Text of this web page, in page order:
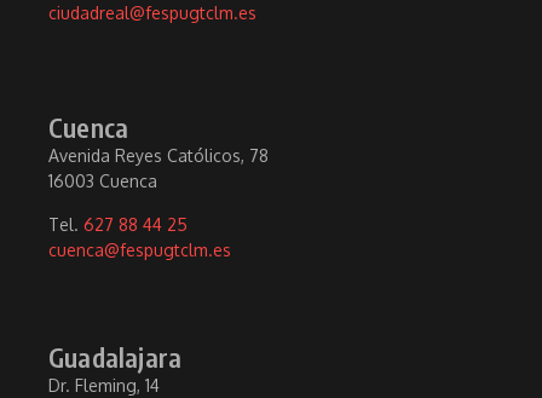
ciudadreal@fespugtclm.es
Cuenca
Avenida Reyes Católicos, 78
16003 Cuenca
Tel. 627 88 44 25
cuenca@fespugtclm.es
Guadalajara
Dr. Fleming, 14